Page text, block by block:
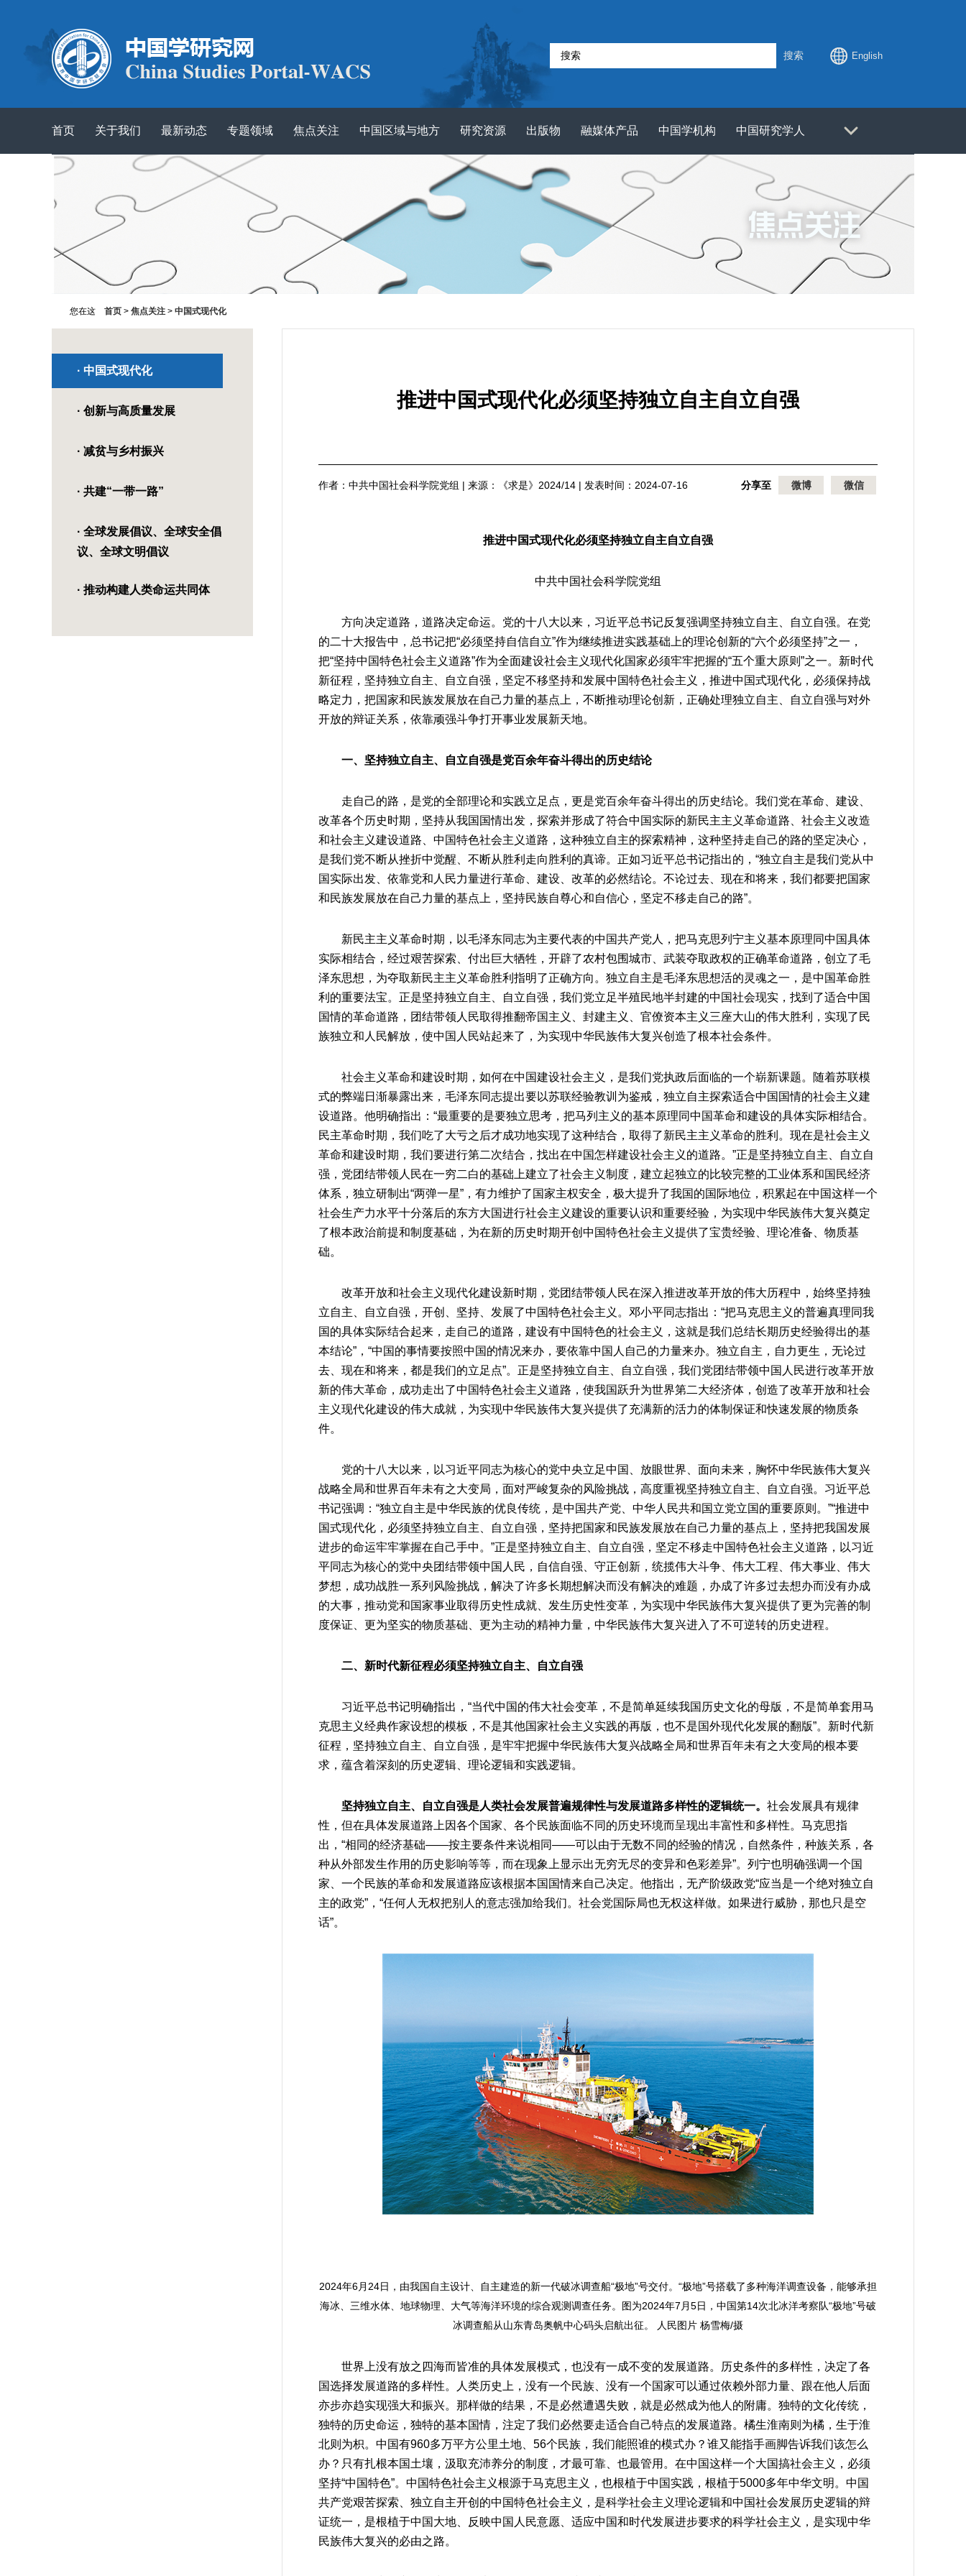
搜索 English
首页 关于我们 最新动态 专题领域 焦点关注 中国区域与地方 研究资源 出版物 融媒体产品 中国学机构 中国研究学人
您在这 首页 > 焦点关注 > 中国式现代化
· 中国式现代化
· 创新与高质量发展
· 减贫与乡村振兴
· 共建“一带一路”
· 全球发展倡议、全球安全倡
议、全球文明倡议
· 推动构建人类命运共同体
推进中国式现代化必须坚持独立自主自立自强
作者：中共中国社会科学院党组 | 来源：《求是》2024/14 | 发表时间：2024-07-16 分享至 微博 微信
推进中国式现代化必须坚持独立自主自立自强
中共中国社会科学院党组
方向决定道路，道路决定命运。党的十八大以来，习近平总书记反复强调坚持独立自主、自立自强。在党
的二十大报告中，总书记把“必须坚持自信自立”作为继续推进实践基础上的理论创新的“六个必须坚持”之一，
把“坚持中国特色社会主义道路”作为全面建设社会主义现代化国家必须牢牢把握的“五个重大原则”之一。新时代
新征程，坚持独立自主、自立自强，坚定不移坚持和发展中国特色社会主义，推进中国式现代化，必须保持战
略定力，把国家和民族发展放在自己力量的基点上，不断推动理论创新，正确处理独立自主、自立自强与对外
开放的辩证关系，依靠顽强斗争打开事业发展新天地。
一、坚持独立自主、自立自强是党百余年奋斗得出的历史结论
走自己的路，是党的全部理论和实践立足点，更是党百余年奋斗得出的历史结论。我们党在革命、建设、
改革各个历史时期，坚持从我国国情出发，探索并形成了符合中国实际的新民主主义革命道路、社会主义改造
和社会主义建设道路、中国特色社会主义道路，这种独立自主的探索精神，这种坚持走自己的路的坚定决心，
是我们党不断从挫折中觉醒、不断从胜利走向胜利的真谛。正如习近平总书记指出的，“独立自主是我们党从中
国实际出发、依靠党和人民力量进行革命、建设、改革的必然结论。不论过去、现在和将来，我们都要把国家
和民族发展放在自己力量的基点上，坚持民族自尊心和自信心，坚定不移走自己的路”。
新民主主义革命时期，以毛泽东同志为主要代表的中国共产党人，把马克思列宁主义基本原理同中国具体
实际相结合，经过艰苦探索、付出巨大牺牲，开辟了农村包围城市、武装夺取政权的正确革命道路，创立了毛
泽东思想，为夺取新民主主义革命胜利指明了正确方向。独立自主是毛泽东思想活的灵魂之一，是中国革命胜
利的重要法宝。正是坚持独立自主、自立自强，我们党立足半殖民地半封建的中国社会现实，找到了适合中国
国情的革命道路，团结带领人民取得推翻帝国主义、封建主义、官僚资本主义三座大山的伟大胜利，实现了民
族独立和人民解放，使中国人民站起来了，为实现中华民族伟大复兴创造了根本社会条件。
社会主义革命和建设时期，如何在中国建设社会主义，是我们党执政后面临的一个崭新课题。随着苏联模
式的弊端日渐暴露出来，毛泽东同志提出要以苏联经验教训为鉴戒，独立自主探索适合中国国情的社会主义建
设道路。他明确指出：“最重要的是要独立思考，把马列主义的基本原理同中国革命和建设的具体实际相结合。
民主革命时期，我们吃了大亏之后才成功地实现了这种结合，取得了新民主主义革命的胜利。现在是社会主义
革命和建设时期，我们要进行第二次结合，找出在中国怎样建设社会主义的道路。”正是坚持独立自主、自立自
强，党团结带领人民在一穷二白的基础上建立了社会主义制度，建立起独立的比较完整的工业体系和国民经济
体系，独立研制出“两弹一星”，有力维护了国家主权安全，极大提升了我国的国际地位，积累起在中国这样一个
社会生产力水平十分落后的东方大国进行社会主义建设的重要认识和重要经验，为实现中华民族伟大复兴奠定
了根本政治前提和制度基础，为在新的历史时期开创中国特色社会主义提供了宝贵经验、理论准备、物质基
础。
改革开放和社会主义现代化建设新时期，党团结带领人民在深入推进改革开放的伟大历程中，始终坚持独
立自主、自立自强，开创、坚持、发展了中国特色社会主义。邓小平同志指出：“把马克思主义的普遍真理同我
国的具体实际结合起来，走自己的道路，建设有中国特色的社会主义，这就是我们总结长期历史经验得出的基
本结论”，“中国的事情要按照中国的情况来办，要依靠中国人自己的力量来办。独立自主，自力更生，无论过
去、现在和将来，都是我们的立足点”。正是坚持独立自主、自立自强，我们党团结带领中国人民进行改革开放
新的伟大革命，成功走出了中国特色社会主义道路，使我国跃升为世界第二大经济体，创造了改革开放和社会
主义现代化建设的伟大成就，为实现中华民族伟大复兴提供了充满新的活力的体制保证和快速发展的物质条
件。
党的十八大以来，以习近平同志为核心的党中央立足中国、放眼世界、面向未来，胸怀中华民族伟大复兴
战略全局和世界百年未有之大变局，面对严峻复杂的风险挑战，高度重视坚持独立自主、自立自强。习近平总
书记强调：“独立自主是中华民族的优良传统，是中国共产党、中华人民共和国立党立国的重要原则。”“推进中
国式现代化，必须坚持独立自主、自立自强，坚持把国家和民族发展放在自己力量的基点上，坚持把我国发展
进步的命运牢牢掌握在自己手中。”正是坚持独立自主、自立自强，坚定不移走中国特色社会主义道路，以习近
平同志为核心的党中央团结带领中国人民，自信自强、守正创新，统揽伟大斗争、伟大工程、伟大事业、伟大
梦想，成功战胜一系列风险挑战，解决了许多长期想解决而没有解决的难题，办成了许多过去想办而没有办成
的大事，推动党和国家事业取得历史性成就、发生历史性变革，为实现中华民族伟大复兴提供了更为完善的制
度保证、更为坚实的物质基础、更为主动的精神力量，中华民族伟大复兴进入了不可逆转的历史进程。
二、新时代新征程必须坚持独立自主、自立自强
习近平总书记明确指出，“当代中国的伟大社会变革，不是简单延续我国历史文化的母版，不是简单套用马
克思主义经典作家设想的模板，不是其他国家社会主义实践的再版，也不是国外现代化发展的翻版”。新时代新
征程，坚持独立自主、自立自强，是牢牢把握中华民族伟大复兴战略全局和世界百年未有之大变局的根本要
求，蕴含着深刻的历史逻辑、理论逻辑和实践逻辑。
坚持独立自主、自立自强是人类社会发展普遍规律性与发展道路多样性的逻辑统一。 社会发展具有规律
性，但在具体发展道路上因各个国家、各个民族面临不同的历史环境而呈现出丰富性和多样性。马克思指
出，“相同的经济基础——按主要条件来说相同——可以由于无数不同的经验的情况，自然条件，种族关系，各
种从外部发生作用的历史影响等等，而在现象上显示出无穷无尽的变异和色彩差异”。列宁也明确强调一个国
家、一个民族的革命和发展道路应该根据本国国情来自己决定。他指出，无产阶级政党“应当是一个绝对独立自
主的政党”，“任何人无权把别人的意志强加给我们。社会党国际局也无权这样做。如果进行威胁，那也只是空
话”。
2024年6月24日，由我国自主设计、自主建造的新一代破冰调查船“极地”号交付。“极地”号搭载了多种海洋调查设备，能够承担
海冰、三维水体、地球物理、大气等海洋环境的综合观测调查任务。图为2024年7月5日，中国第14次北冰洋考察队“极地”号破
冰调查船从山东青岛奥帆中心码头启航出征。 人民图片 杨雪梅/摄
世界上没有放之四海而皆准的具体发展模式，也没有一成不变的发展道路。历史条件的多样性，决定了各
国选择发展道路的多样性。人类历史上，没有一个民族、没有一个国家可以通过依赖外部力量、跟在他人后面
亦步亦趋实现强大和振兴。那样做的结果，不是必然遭遇失败，就是必然成为他人的附庸。独特的文化传统，
独特的历史命运，独特的基本国情，注定了我们必然要走适合自己特点的发展道路。橘生淮南则为橘，生于淮
北则为枳。中国有960多万平方公里土地、56个民族，我们能照谁的模式办？谁又能指手画脚告诉我们该怎么
办？只有扎根本国土壤，汲取充沛养分的制度，才最可靠、也最管用。在中国这样一个大国搞社会主义，必须
坚持“中国特色”。中国特色社会主义根源于马克思主义，也根植于中国实践，根植于5000多年中华文明。中国
共产党艰苦探索、独立自主开创的中国特色社会主义，是科学社会主义理论逻辑和中国社会发展历史逻辑的辩
证统一，是根植于中国大地、反映中国人民意愿、适应中国和时代发展进步要求的科学社会主义，是实现中华
民族伟大复兴的必由之路。